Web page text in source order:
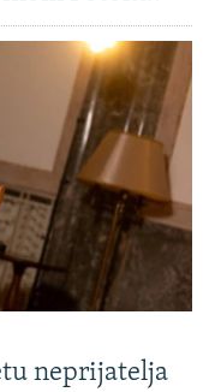
neprijatelja